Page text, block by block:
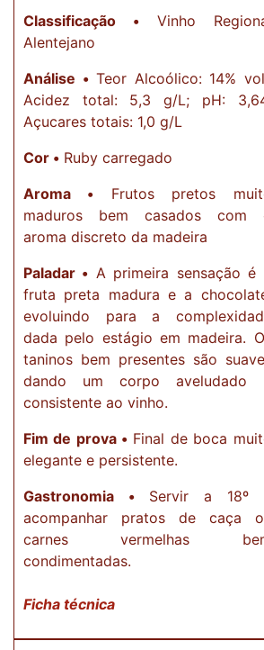
Classificação •Vinho
Alentejano
Análise •Teor Alcoólico: 14%
Acidez total: 5,3 g/L; pH:
Açucares totais: 1,0 g/L
Cor • Ruby carregado
Aroma • Frutos pretos
maduros bem casados com
aroma discreto da madeira
Paladar • A primeira sensação é
fruta preta madura e a
evoluindo para a
dada pelo estágio em madeira.
taninos bem presentes são
dando um corpo aveludado
consistente ao vinho.
Fim de prova • Final de boca
elegante e persistente.
Gastronomia •Servir a 18º
acompanhar pratos de caça
carnes vermelhas
condimentadas.
Ficha técnica